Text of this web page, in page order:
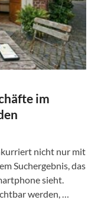
im
nicht nur mit
Suchergebnis, das
sieht.
werden, …